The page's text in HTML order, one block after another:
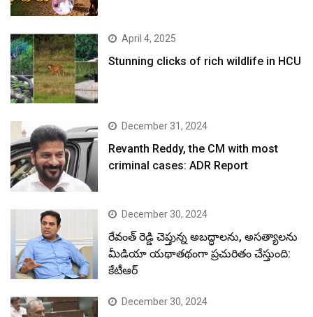
April 4, 2025
Stunning clicks of rich wildlife in HCU
December 31, 2024
Revanth Reddy, the CM with most
criminal cases: ADR Report
December 30, 2024
రేవంత్ రెడ్డి చెప్తున్న అబద్ధాలను, అసత్యాలను
మీడియా యథాతథంగా ప్రచురితం చేస్తుంది:
కేటీఆర్
December 30, 2024